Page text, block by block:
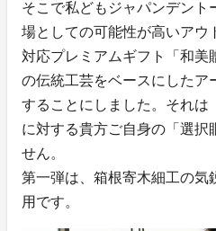
そこで私どもジャパンデント
場としての可能性が高いアウ
対応プレミアムギフト「和美
の伝統工芸をベースにしたア
することにしました。それは
に対する貴方ご自身の「選択
せん。
第一弾は、箱根寄木細工の気
用です。